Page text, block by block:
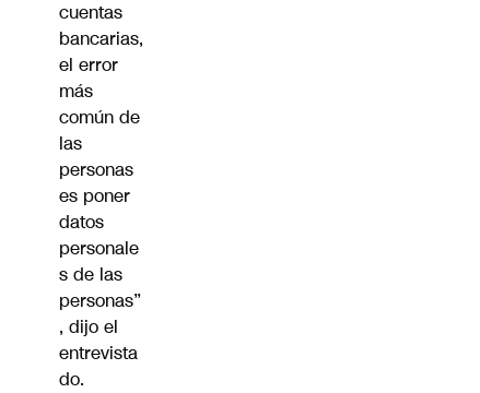
cuentas
bancarias,
el error
más
común de
las
personas
es poner
datos
personale
s de las
personas”
, dijo el
entrevista
do.